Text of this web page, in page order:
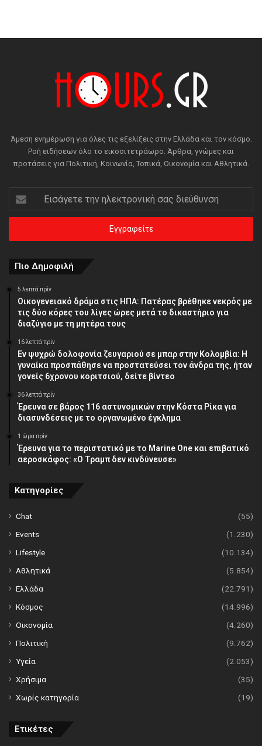
Άμεση ενημέρωση για όλες τις εξελίξεις στην Ελλάδα και τον κόσμο.
Ροή ειδήσεων όλο το εικοσιτετράωρο. Άρθρα, γνώμες και
προτάσεις για Πολιτική, Κοινωνία, Τοπικά, Οικονομία και Αθλητικά.
Εισάγετε
την
ηλεκτρονική
διεύθυνση
Πιο Δημοφιλή
5 λεπτά πρίν
Οικογενειακό δράμα στις ΗΠΑ: Πατέρας βρέθηκε νεκρός με
τις δύο κόρες του λίγες ώρες μετά το δικαστήριο για
διαζύγιο με τη μητέρα τους
16 λεπτά πρίν
Εν ψυχρώ δολοφονία ζευγαριού σε μπαρ στην Κολομβία: Η
γυναίκα προσπάθησε να προστατεύσει τον άνδρα της, ήταν
γονείς 6χρονου κοριτσιού, δείτε βίντεο
36 λεπτά πρίν
Έρευνα σε βάρος 116 αστυνομικών στην Κόστα Ρίκα για
διασυνδέσεις με το οργανωμένο έγκλημα
1 ώρα πρίν
Έρευνα για το περιστατικό με το Marine One και επιβατικό
αεροσκάφος: «Ο Τραμπ δεν κινδύνευσε»
Κατηγορίες
Chat
(55)
Events
(1.230)
Lifestyle
(10.134)
Αθλητικά
(5.854)
Ελλάδα
(22.791)
Κόσμος
(14.996)
Οικονομία
(4.260)
Πολιτική
(9.762)
Υγεία
(2.053)
Χρήσιμα
(35)
Χωρίς κατηγορία
(19)
Ετικέτες